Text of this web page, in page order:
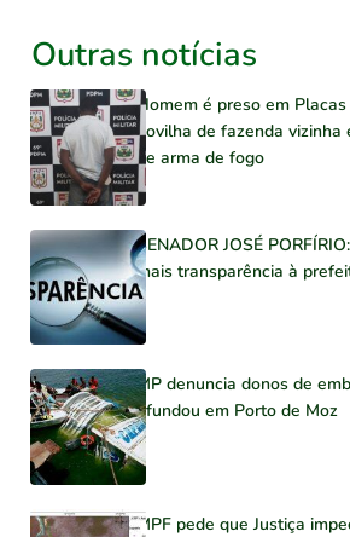
Outras notícias
Homem é preso em
novilha de fazenda vizinha
de arma de fogo
SENADOR JOSÉ
mais transparência à
MP denuncia donos de
afundou em Porto de Moz
MPF pede que Justiça